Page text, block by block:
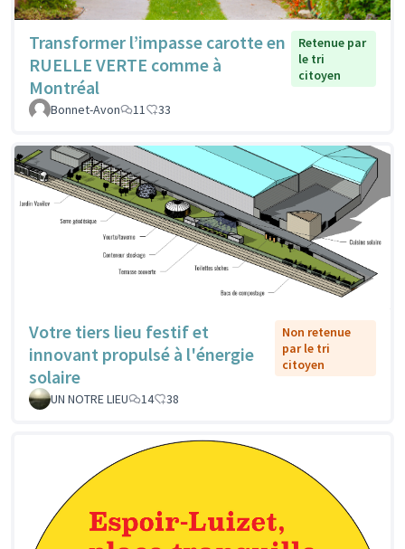
Transformer l’impasse carotte en
RUELLE VERTE comme à
Montréal
Retenue par
le tri
citoyen
Bonnet-Avon 11 33
Votre tiers lieu festif et
innovant propulsé à l'énergie
solaire
Non retenue
par le tri
citoyen
UN NOTRE LIEU 14 38